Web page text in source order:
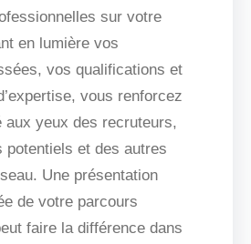
sur votre
en lumière vos
vos qualifications et
vous renforcez
aux yeux des recruteurs,
potentiels et des autres
Une présentation
de votre parcours
faire la différence dans